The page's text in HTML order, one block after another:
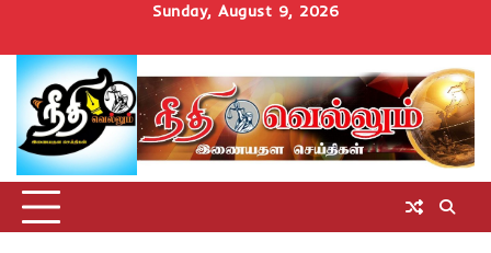
content
Sunday, August 9, 2026
Homeசெய்திகள்
தமிழ்நாடுமாவட்டச்செய்திகள்
அரசியல்ஆன்மிகம்
சட்டம்
அறிவோம்
சினிமாUncategorized